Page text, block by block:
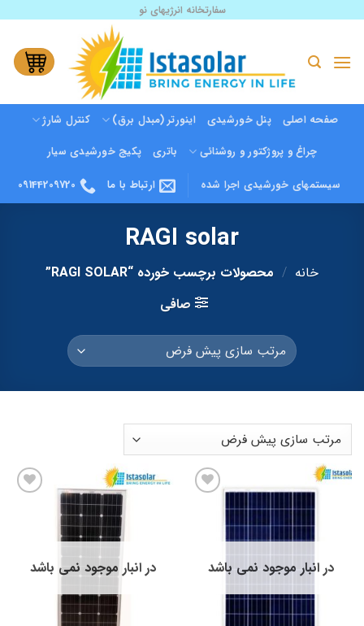
سفارتخانه انرژیهای نو
صفحه اصلی پنل خورشیدی اینورتر (مبدل برق)
کنترل شارژ
چراغ و پروژکتور و روشنائی
باتری پکیج خورشیدی سیار
سیستمهای خورشیدی اجرا شده ارتباط با ما 09144209720
RAGI solar
خانه / محصولات برچسب خورده “RAGI SOLAR”
صافی
در انبار موجود نمی باشد در انبار موجود نمی باشد